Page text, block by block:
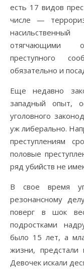
есть 17 видов
числе —
отягчающими
преступного
обязательно и
Еще недавно
западный опыт,
уголовного
уж либерально.
преступлениям
половые
ряд убийств не
В свое время
резонансному
поверг в шок
подростками
было 15 лет, а
жизни, предстали
Девочек искали